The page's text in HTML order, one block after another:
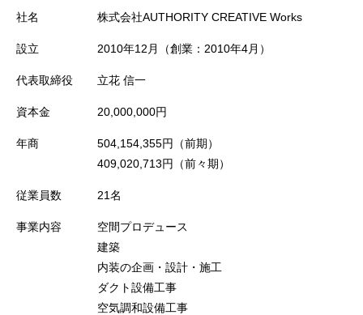
社名 株式会社AUTHORITY CREATIVE Works
設立 2010年12月（創業：2010年4月）
代表取締役 立花 信一
資本金 20,000,000円
年商
504,154,355円（前期）
409,020,713円（前々期）
従業員数 21名
事業内容
空間プロデュース
建築
内装の企画・設計・施工
ダクト設備工事
空気調和設備工事